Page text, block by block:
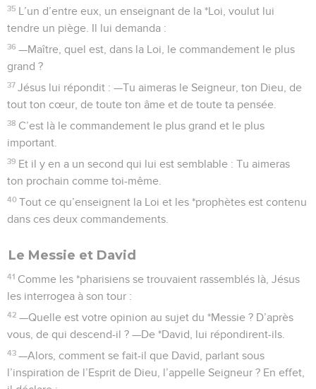
35 L’un d’entre eux, un enseignant de la *Loi, voulut lui
tendre un piège. Il lui demanda :
36 —Maître, quel est, dans la Loi, le commandement le plus
grand ?
37 Jésus lui répondit : —Tu aimeras le Seigneur, ton Dieu, de
tout ton cœur, de toute ton âme et de toute ta pensée.
38 C’est là le commandement le plus grand et le plus
important.
39 Et il y en a un second qui lui est semblable : Tu aimeras
ton prochain comme toi-même.
40 Tout ce qu’enseignent la Loi et les *prophètes est contenu
dans ces deux commandements.
Le Messie et David
41 Comme les *pharisiens se trouvaient rassemblés là, Jésus
les interrogea à son tour :
42 —Quelle est votre opinion au sujet du *Messie ? D’après
vous, de qui descend-il ? —De *David, lui répondirent-ils.
43 —Alors, comment se fait-il que David, parlant sous
l’inspiration de l’Esprit de Dieu, l’appelle Seigneur ? En effet,